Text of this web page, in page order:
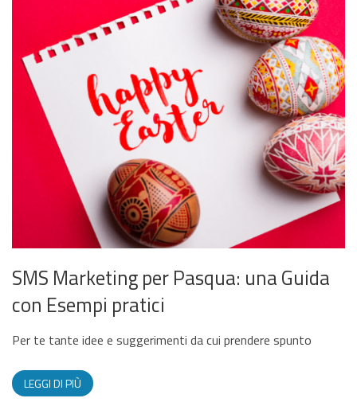
SMS Marketing per Pasqua: una Guida
con Esempi pratici
Per te tante idee e suggerimenti da cui prendere spunto
LEGGI DI PIÙ